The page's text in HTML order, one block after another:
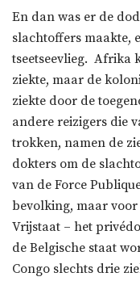
En dan was er de
slachtoffers maakte,
tseetseevlieg. Afrika
ziekte, maar de
ziekte door de
andere reizigers die
trokken, namen de
dokters om de
van de Force
bevolking, maar voor
Vrijstaat – het
de Belgische staat
Congo slechts drie